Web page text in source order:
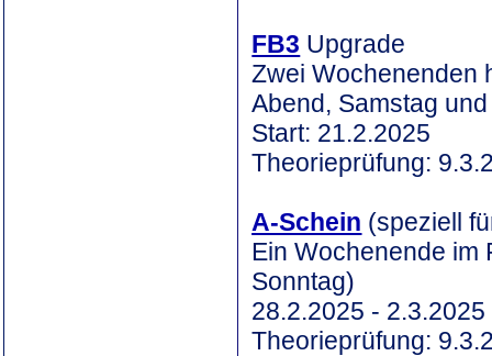
FB3 Upgrade
Zwei Wochenenden
Abend, Samstag
Start: 21.2.2025
Theorieprüfung:
A-Schein (speziell
Ein Wochenende im
Sonntag)
28.2.2025 - 2.3.2025
Theorieprüfung: